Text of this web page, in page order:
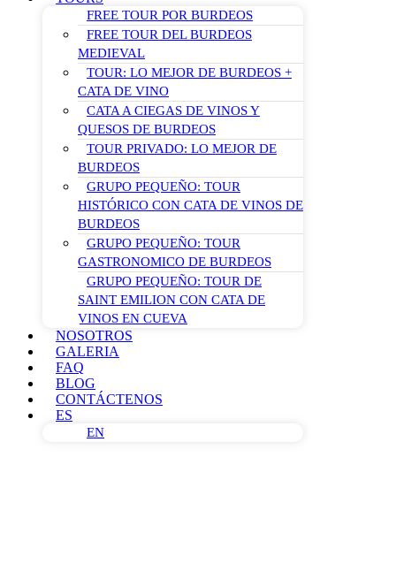
FREE TOUR POR BURDEOS
FREE TOUR DEL BURDEOS
MEDIEVAL
TOUR: LO MEJOR DE BURDEOS +
CATA DE VINO
CATA A CIEGAS DE VINOS Y
QUESOS DE BURDEOS
TOUR PRIVADO: LO MEJOR DE
BURDEOS
GRUPO PEQUEÑO: TOUR
HISTÓRICO CON CATA DE VINOS DE
BURDEOS
GRUPO PEQUEÑO: TOUR
GASTRONOMICO DE BURDEOS
GRUPO PEQUEÑO: TOUR DE
SAINT EMILION CON CATA DE
VINOS EN CUEVA
NOSOTROS
GALERIA
FAQ
BLOG
CONTÁCTENOS
ES
EN